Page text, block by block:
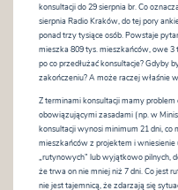
konsultacji do 29 sierpnia br. Co
sierpnia Radio Kraków, do tej pory
ponad trzy tysiące osób. Powstaje
mieszka 809 tys. mieszkańców, owe
po co przedłużać konsultacje? Gdyby
zakończeniu? A może raczej właśnie
Z terminami konsultacji mamy
obowiązującymi zasadami (np. w
konsultacji wynosi minimum 21 dni, co
mieszkańców z projektem i
„rutynowych” lub wyjątkowo pilnych,
że trwa on nie mniej niż 7 dni. Co jest
nie jest tajemnicą, że zdarzają się